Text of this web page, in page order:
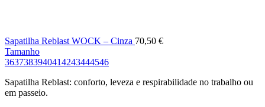
Sapatilha Reblast WOCK – Cinza 70,50 €
Tamanho
3637383940414243444546
Sapatilha Reblast: conforto, leveza e respirabilidade no trabalho ou
em passeio.